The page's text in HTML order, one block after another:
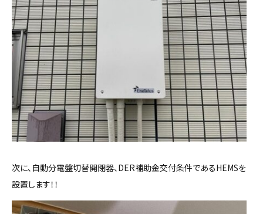
次に、自動分電盤切替開閉器、DER補助金交付条件であるHEMSを
設置します！！